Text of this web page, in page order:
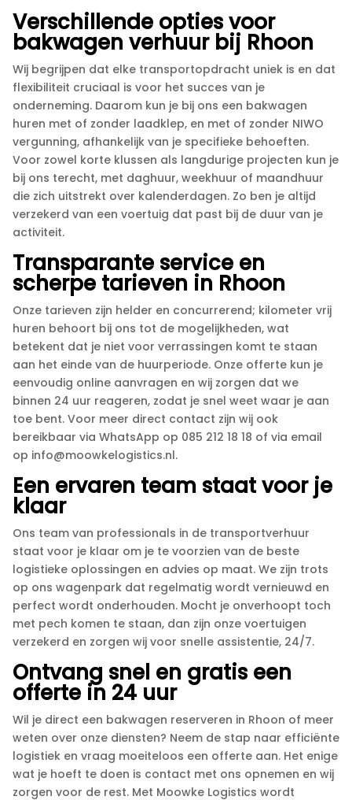
Verschillende opties voor
bakwagen verhuur bij Rhoon
Wij begrijpen dat elke transportopdracht uniek is en dat
flexibiliteit cruciaal is voor het succes van je
onderneming.​ Daarom kun je bij ons een bakwagen
huren met of zonder laadklep, en met of zonder NIWO
vergunning, afhankelijk van je specifieke behoeften.​
Voor zowel korte klussen als langdurige projecten kun je
bij ons terecht, met daghuur, weekhuur of maandhuur
die zich uitstrekt over kalenderdagen.​ Zo ben je altijd
verzekerd van een voertuig dat past bij de duur van je
activiteit.​
Transparante service en
scherpe tarieven in Rhoon
Onze tarieven zijn helder en concurrerend; kilometer vrij
huren behoort bij ons tot de mogelijkheden, wat
betekent dat je niet voor verrassingen komt te staan
aan het einde van de huurperiode.​ Onze offerte kun je
eenvoudig online aanvragen en wij zorgen dat we
binnen 24 uur reageren, zodat je snel weet waar je aan
toe bent.​ Voor meer direct contact zijn wij ook
bereikbaar via WhatsApp op 085 212 18 18 of via email
op info@moowkelogistics.​nl.​
Een ervaren team staat voor je
klaar
Ons team van professionals in de transportverhuur
staat voor je klaar om je te voorzien van de beste
logistieke oplossingen en advies op maat.​ We zijn trots
op ons wagenpark dat regelmatig wordt vernieuwd en
perfect wordt onderhouden.​ Mocht je onverhoopt toch
met pech komen te staan, dan zijn onze voertuigen
verzekerd en zorgen wij voor snelle assistentie, 24/7.​
Ontvang snel en gratis een
offerte in 24 uur
Wil je direct een bakwagen reserveren in Rhoon of meer
weten over onze diensten? Neem de stap naar efficiënte
logistiek en vraag moeiteloos een offerte aan.​ Het enige
wat je hoeft te doen is contact met ons opnemen en wij
zorgen voor de rest.​ Met Moowke Logistics wordt